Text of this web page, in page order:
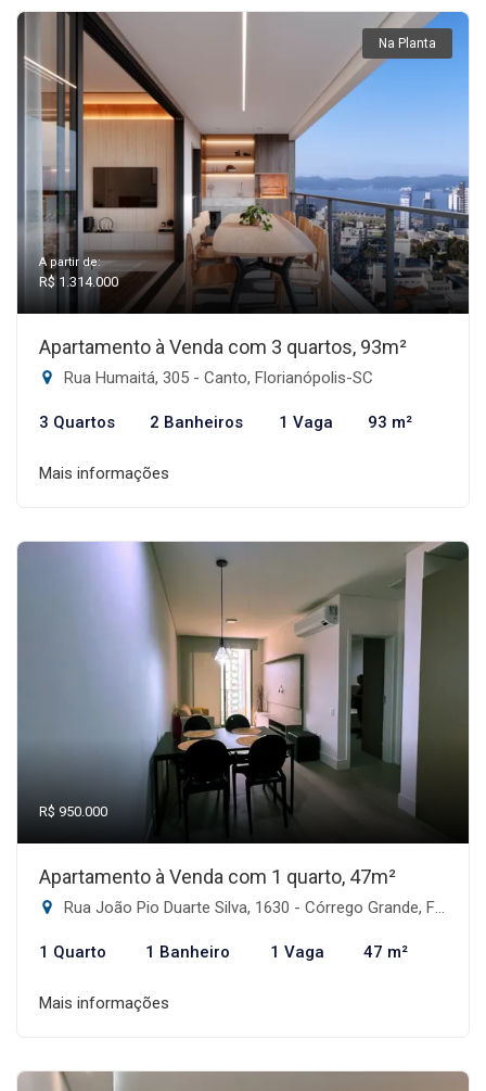
Na Planta
A partir de:
R$ 1.314.000
Apartamento à Venda com 3 quartos, 93m²
Rua Humaitá, 305 - Canto, Florianópolis-SC
3 Quartos 2 Banheiros 1 Vaga 93 m²
Mais informações
R$ 950.000
Apartamento à Venda com 1 quarto, 47m²
Rua João Pio Duarte Silva, 1630 - Córrego Grande, Florianópolis-SC
1 Quarto 1 Banheiro 1 Vaga 47 m²
Mais informações